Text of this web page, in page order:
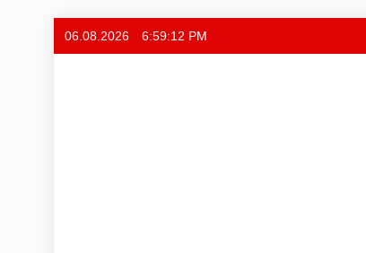
06.08.2026 6:59:12 PM